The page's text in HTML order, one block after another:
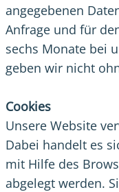
angegebenen
Anfrage und für
sechs Monate bei
geben wir nicht
Cookies
Unsere Website
Dabei handelt es
mit Hilfe des
abgelegt werden.